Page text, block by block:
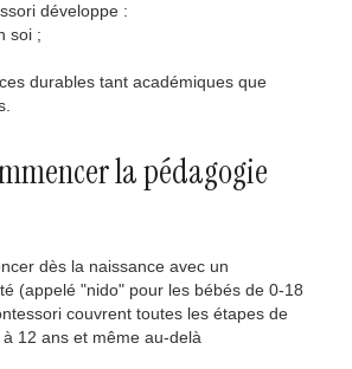
développe :
soi ;
durables tant académiques que
la pédagogie
dès la naissance avec un
(appelé "nido" pour les bébés de 0-18
couvrent toutes les étapes de
12 ans et même au-delà